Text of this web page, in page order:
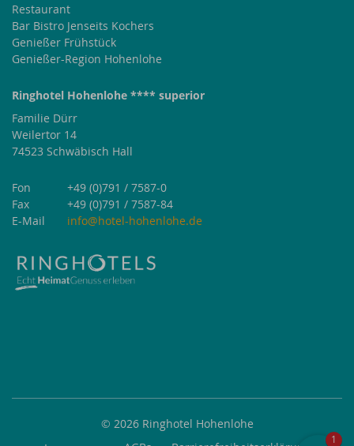
Restaurant
Bar Bistro Jenseits Kochers
Genießer Frühstück
Genießer-Region Hohenlohe
Ringhotel Hohenlohe **** superior
Familie Dürr
Weilertor 14
74523 Schwäbisch Hall
Fon
+49 (0)791 / 7587-0
Fax
+49 (0)791 / 7587-84
E-Mail
info@hotel-hohenlohe.de
© 2026 Ringhotel Hohenlohe
1